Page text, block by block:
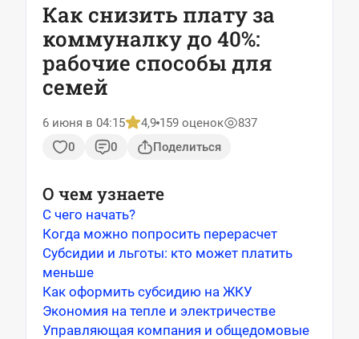
Как снизить плату за
коммуналку до 40%:
рабочие способы для
семей
6 июня в 04:15 4,9 159 оценок
837
0
0 Поделиться
О чем узнаете
С чего начать?
Когда можно попросить перерасчет
Субсидии и льготы: кто может платить
меньше
Как оформить субсидию на ЖКУ
Экономия на тепле и электричестве
Управляющая компания и общедомовые